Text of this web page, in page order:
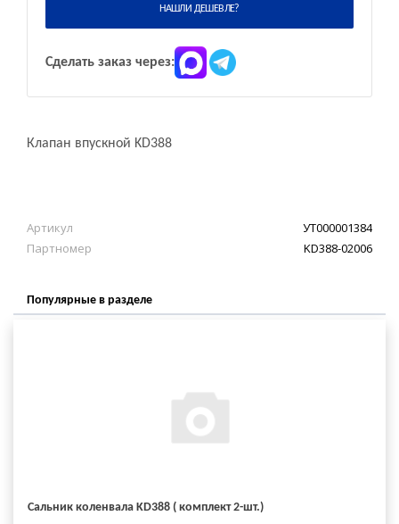
НАШЛИ ДЕШЕВЛЕ?
Сделать заказ через:
Клапан впускной KD388
Артикул
УТ000001384
Партномер
KD388-02006
Популярные в разделе
Сальник коленвала KD388 ( комплект 2-шт.)